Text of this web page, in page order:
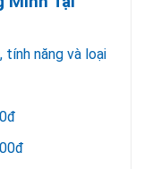
tính năng và loại